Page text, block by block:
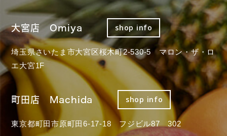
大宮店 Omiya shop info
埼玉県さいたま市大宮区桜木町2-530-5 マロン・ザ・ロ
エ大宮1F
町田店 Machida shop info
東京都町田市原町田6-17-18 フジビル87 302